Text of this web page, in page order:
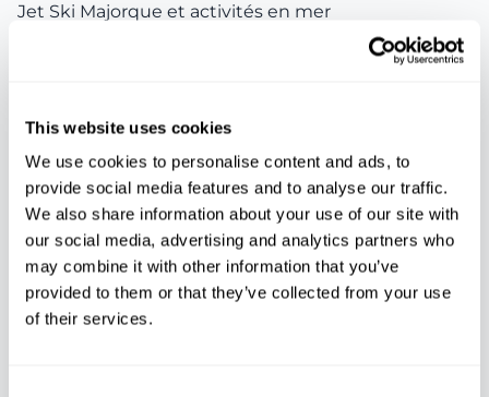
This website uses cookies
We use cookies to personalise content and ads, to
provide social media features and to analyse our traffic.
We also share information about your use of our site with
our social media, advertising and analytics partners who
may combine it with other information that you’ve
provided to them or that they’ve collected from your use
of their services.
Jet Ski Majorque et activités en mer
Jet ski Majorque est une recherche adaptée aux
une activité plus dynamique pendant leurs
vacances. Cette sous-catégorie regroupe des
expériences nautiques permettant de découvrir la
côte, les paysages marins et différentes options
pour passer du temps sur l’eau.
Pour les visiteurs qui recherchent parachute
ascensionnel Palma, cette page peut aussi aider à